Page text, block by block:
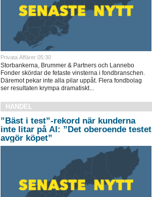
Privata Affärer 05:30
Storbankerna, Brummer & Partners och Lannebo
Fonder skördar de fetaste vinsterna i fondbranschen.
Däremot pekar inte alla pilar uppåt. Flera fondbolag
ser resultaten krympa dramatiskt...
HANDEL
”Bäst i test”-rekord när kunderna
inte litar på AI: ”Det oberoende testet
avgör köpet”